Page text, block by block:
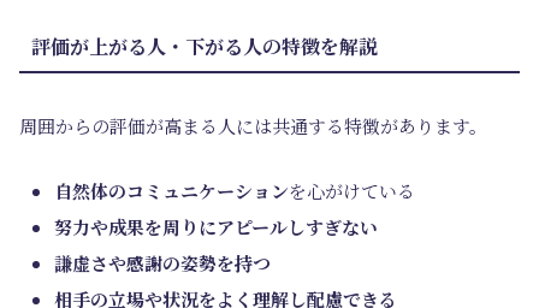
評価が上がる人・下がる人の特徴を解説
周囲からの評価が高まる人には共通する特徴があります。
自然体のコミュニケーションを心がけている
努力や成果を周りにアピールしすぎない
謙虚さや感謝の姿勢を持つ
相手の立場や状況をよく理解し配慮できる